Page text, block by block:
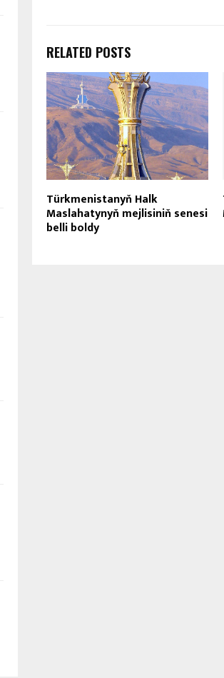
RELATED POSTS
Türkmenistanyň Halk
Maslahatynyň mejlisiniň senesi
belli boldy